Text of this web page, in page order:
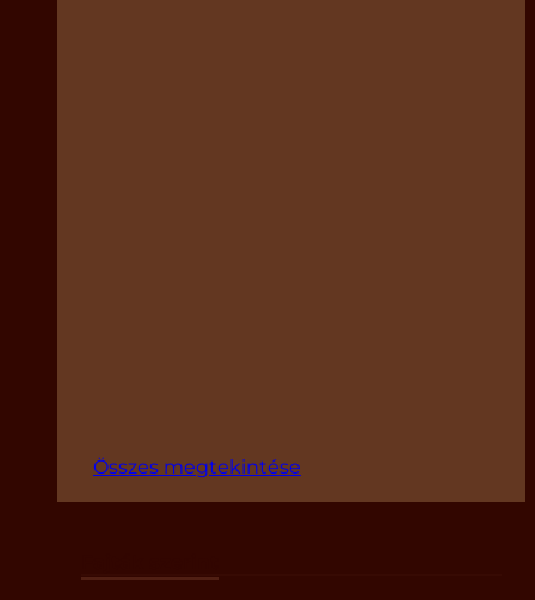
Összes megtekintése